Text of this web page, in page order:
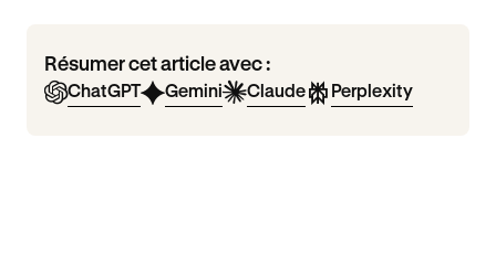
Résumer cet article avec :
ChatGPT Gemini Claude Perplexity